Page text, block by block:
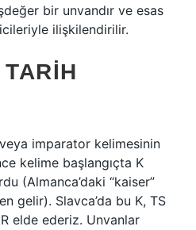
bir unvandır ve esas
ilişkilendirilir.
imparator kelimesinin
kelime başlangıçta K
(Almanca’daki “kaiser”
gelir). Slavca’da bu K, TS
elde ederiz. Unvanlar